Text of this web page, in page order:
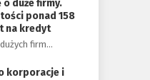
duże firmy.
ponad 158
na kredyt
firm…
korporacje i